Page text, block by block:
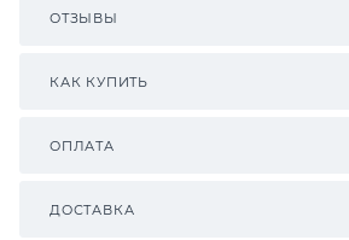
ОТЗЫВЫ
КАК КУПИТЬ
ОПЛАТА
ДОСТАВКА